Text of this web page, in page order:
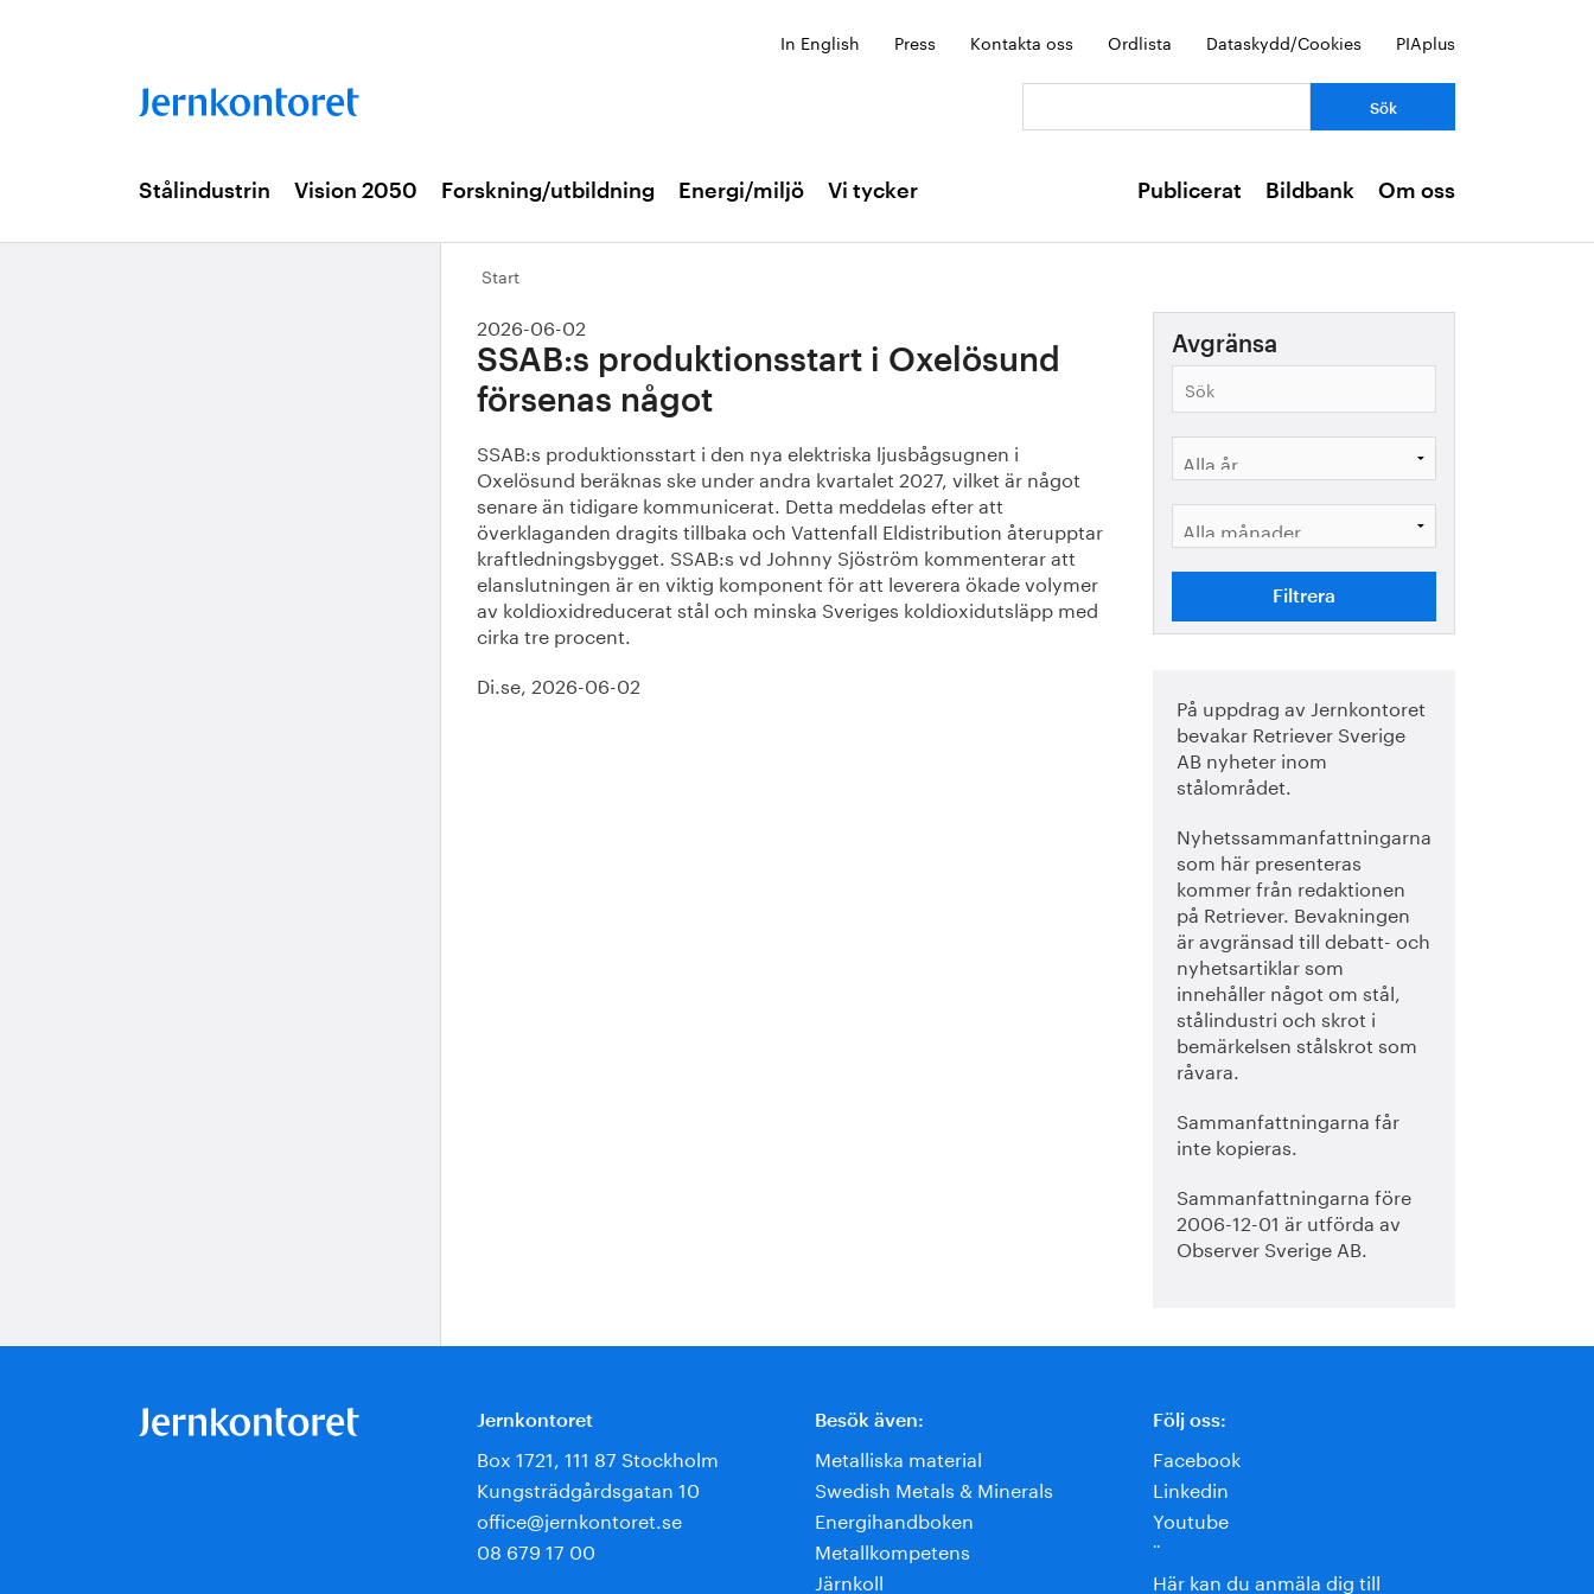
In English Press Kontakta oss Ordlista Dataskydd/Cookies PIAplus
Stålindustrin Vision 2050 Forskning/utbildning Energi/miljö Vi tycker Publicerat Bildbank Om oss
Start
2026-06-02
SSAB:s produktionsstart i Oxelösund
försenas något
SSAB:s produktionsstart i den nya elektriska ljusbågsugnen i
Oxelösund beräknas ske under andra kvartalet 2027, vilket är något
senare än tidigare kommunicerat. Detta meddelas efter att
överklaganden dragits tillbaka och Vattenfall Eldistribution återupptar
kraftledningsbygget. SSAB:s vd Johnny Sjöström kommenterar att
elanslutningen är en viktig komponent för att leverera ökade volymer
av koldioxidreducerat stål och minska Sveriges koldioxidutsläpp med
cirka tre procent.
Di.se, 2026-06-02
Avgränsa
På uppdrag av Jernkontoret
bevakar Retriever Sverige
AB nyheter inom
stålområdet.
Nyhetssammanfattningarna
som här presenteras
kommer från redaktionen
på Retriever. Bevakningen
är avgränsad till debatt- och
nyhetsartiklar som
innehåller något om stål,
stålindustri och skrot i
bemärkelsen stålskrot som
råvara.
Sammanfattningarna får
inte kopieras.
Sammanfattningarna före
2006-12-01 är utförda av
Observer Sverige AB.
Jernkontoret
Box 1721, 111 87 Stockholm
Kungsträdgårdsgatan 10
office@jernkontoret.se
08 679 17 00
Besök även:
Metalliska material
Swedish Metals & Minerals
Energihandboken
Metallkompetens
Järnkoll
Följ oss:
Facebook
Linkedin
Youtube
¨
Här kan du anmäla dig till